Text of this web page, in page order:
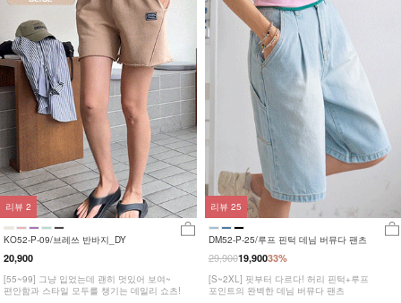
KO52-P-09/브레쓰 반바지_DY
20,900
[55~99] 그냥 입었는데 괜히 멋있어 보여~
편안함과 스타일 모두를 챙기는 데일리 쇼츠!
리뷰 2
DM52-P-25/루프 핀턱 데님 버뮤다 팬츠
33%
29,90019,900
[S~2XL] 핏부터 다르다! 허리 핀턱+루프
포인트의 완벽한 데님 버뮤다 팬츠
리뷰 25